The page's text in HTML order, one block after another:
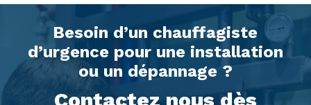
Besoin d’un chauffagiste
d’urgence pour une installation
ou un dépannage ?
Contactez nous dès